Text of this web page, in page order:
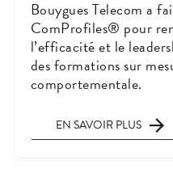
Bouygues Telecom a
ComProfiles® pour
l’efficacité et le
des formations sur
comportementale.
EN SAVOIR PLUS